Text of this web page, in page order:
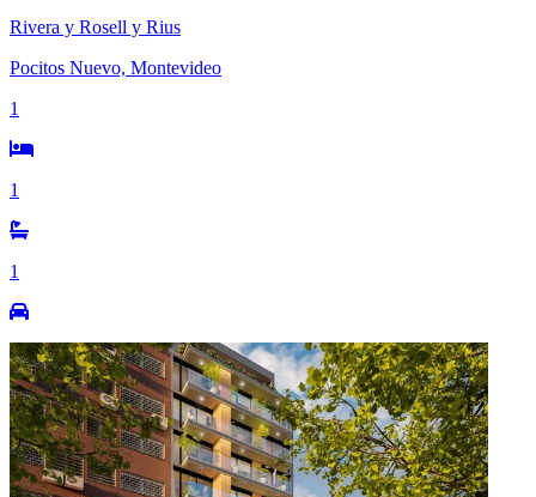
Rivera y Rosell y Rius
Pocitos Nuevo, Montevideo
1
1
1